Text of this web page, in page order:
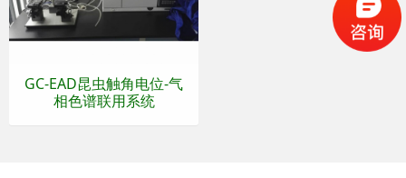
GC-EAD昆虫触角电位-气
相色谱联用系统